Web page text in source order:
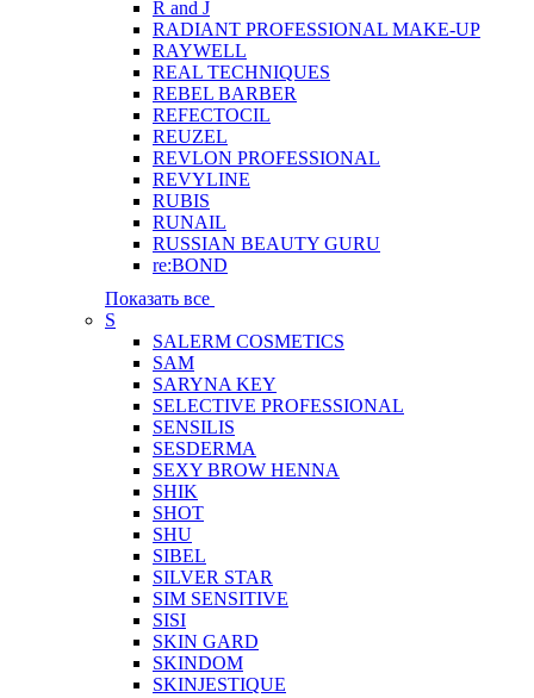
R and J
RADIANT PROFESSIONAL MAKE-UP
RAYWELL
REAL TECHNIQUES
REBEL BARBER
REFECTOCIL
REUZEL
REVLON PROFESSIONAL
REVYLINE
RUBIS
RUNAIL
RUSSIAN BEAUTY GURU
re:BOND
Показать все
S
SALERM COSMETICS
SAM
SARYNA KEY
SELECTIVE PROFESSIONAL
SENSILIS
SESDERMA
SEXY BROW HENNA
SHIK
SHOT
SHU
SIBEL
SILVER STAR
SIM SENSITIVE
SISI
SKIN GARD
SKINDOM
SKINJESTIQUE